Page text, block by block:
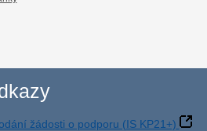
žádosti o podporu (IS KP21+)